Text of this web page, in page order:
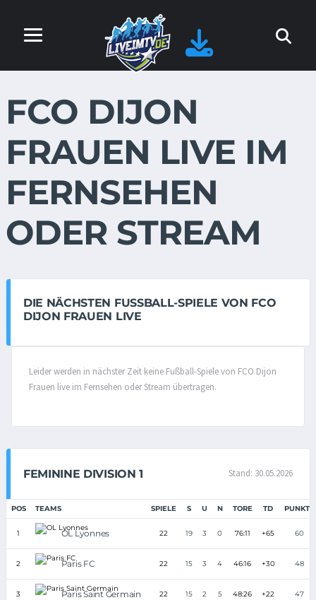
FCO DIJON
FRAUEN LIVE IM
FERNSEHEN
ODER STREAM
DIE NÄCHSTEN FUSSBALL-SPIELE VON FCO D
IJON FRAUEN LIVE
Leider werden in nächster Zeit keine Fußball-Spiele von FCO Dijon
Frauen live im Fernsehen oder Stream übertragen.
FEMININE DIVISION 1 Stand: 30.05.2026
POS TEAMS SPIELE S U N TORE TD PUNKTE
1 OL Lyonnes 22 19 3 0 76:11 +65 60
2 Paris FC 22 15 3 4 46:16 +30 48
3 Paris Saint Germain 22 15 2 5 48:26 +22 47